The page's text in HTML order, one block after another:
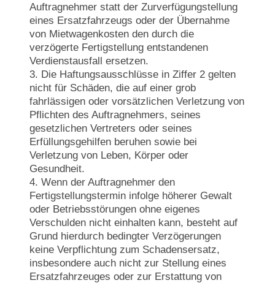
Auftragnehmer statt der Zurverfügungstellung
eines Ersatzfahrzeugs oder der Übernahme
von Mietwagenkosten den durch die
verzögerte Fertigstellung entstandenen
Verdienstausfall ersetzen.
3. Die Haftungsausschlüsse in Ziffer 2 gelten
nicht für Schäden, die auf einer grob
fahrlässigen oder vorsätzlichen Verletzung von
Pflichten des Auftragnehmers, seines
gesetzlichen Vertreters oder seines
Erfüllungsgehilfen beruhen sowie bei
Verletzung von Leben, Körper oder
Gesundheit.
4. Wenn der Auftragnehmer den
Fertigstellungstermin infolge höherer Gewalt
oder Betriebsstörungen ohne eigenes
Verschulden nicht einhalten kann, besteht auf
Grund hierdurch bedingter Verzögerungen
keine Verpflichtung zum Schadensersatz,
insbesondere auch nicht zur Stellung eines
Ersatzfahrzeuges oder zur Erstattung von